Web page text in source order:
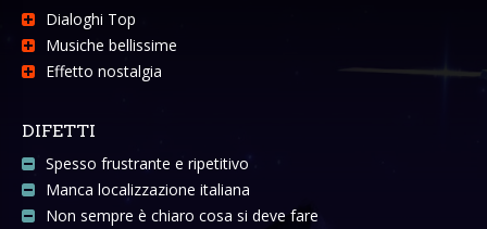
Dialoghi Top
Musiche bellissime
Effetto nostalgia
DIFETTI
Spesso frustrante e ripetitivo
Manca localizzazione italiana
Non sempre è chiaro cosa si deve fare